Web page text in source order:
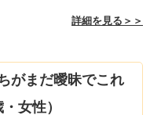
詳細を見る＞＞
がまだ曖昧でこれ
女性）